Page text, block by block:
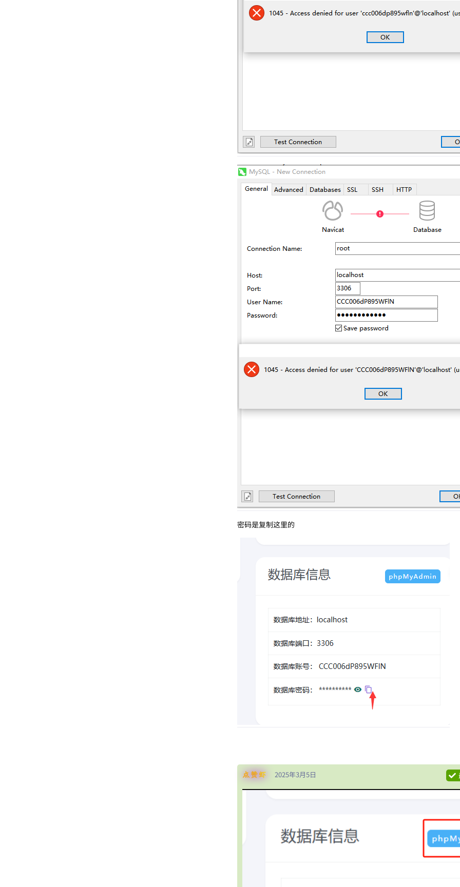
密码是复制这里的
点赞虾 2025年3月5日